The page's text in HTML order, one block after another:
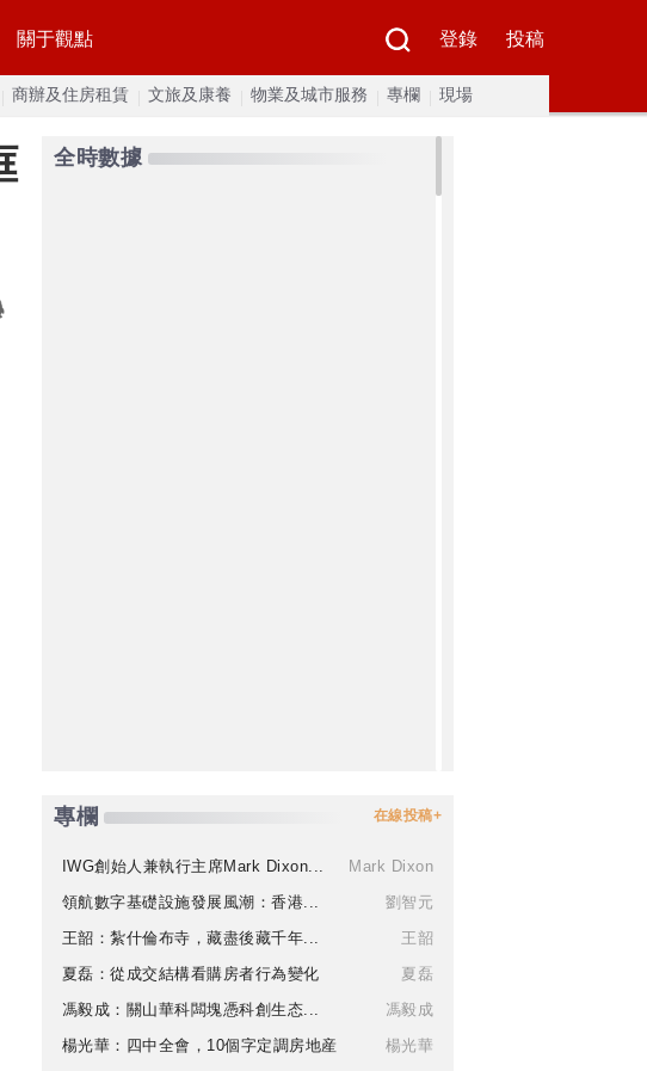
關于觀點 登錄 投稿
商辦及住房租賃 文旅及康養 物業及城市服務 專欄 現場
全時數據
專欄 在線投稿+
IWG創始人兼執行主席Mark Dixon...
Mark Dixon
領航數字基礎設施發展風潮：香港...
劉智元
王韶：紮什倫布寺，藏盡後藏千年...
王韶
夏磊：從成交結構看購房者行為變化
夏磊
馮毅成：關山華科闆塊憑科創生态...
馮毅成
楊光華：四中全會，10個字定調房地産
楊光華